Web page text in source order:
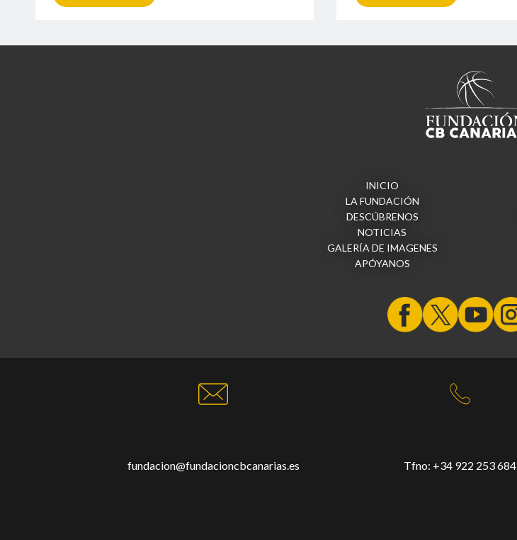
INICIO
LA FUNDACIÓN
DESCÚBRENOS
NOTICIAS
GALERÍA DE IMAGENES
APÓYANOS
fundacion@fundacioncbcanarias.es Tfno: +34 922 253 684